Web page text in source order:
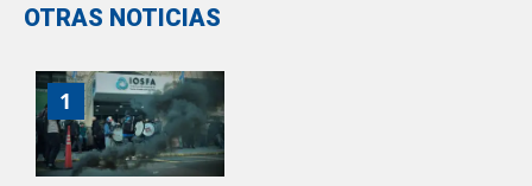
OTRAS NOTICIAS
1